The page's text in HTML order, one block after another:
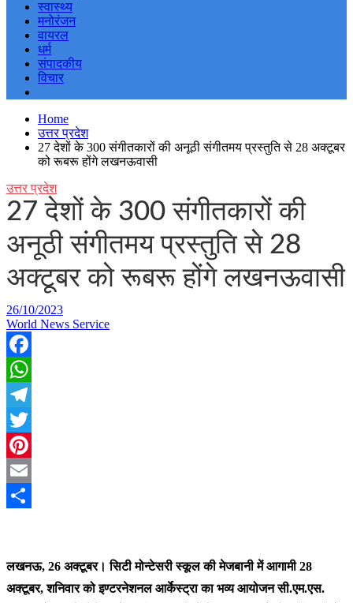
स्वास्थ्य
मनोरंजन
वायरल
धर्म
संपादकीय
विचार
Home
उत्तर प्रदेश
27 देशों के 300 संगीतकारों की अनूठी संगीतमय प्रस्तुति से 28 अक्टूबर
को रूबरू होंगे लखनऊवासी
उत्तर प्रदेश
27 देशों के 300 संगीतकारों की
अनूठी संगीतमय प्रस्तुति से 28
अक्टूबर को रूबरू होंगे लखनऊवासी
26/10/2023
World News Service
Facebook
WhatsApp
Telegram
Twitter
Pinterest
Email
लखनऊ, 26 अक्टूबर। सिटी मोन्टेसरी स्कूल की मेजबानी में आगामी 28
अक्टूबर, शनिवार को इण्टरनेशनल आर्केस्ट्रा का भव्य आयोजन सी.एम.एस.